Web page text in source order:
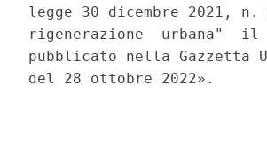
legge 30 dicembre
rigenerazione  urbana"
pubblicato nella